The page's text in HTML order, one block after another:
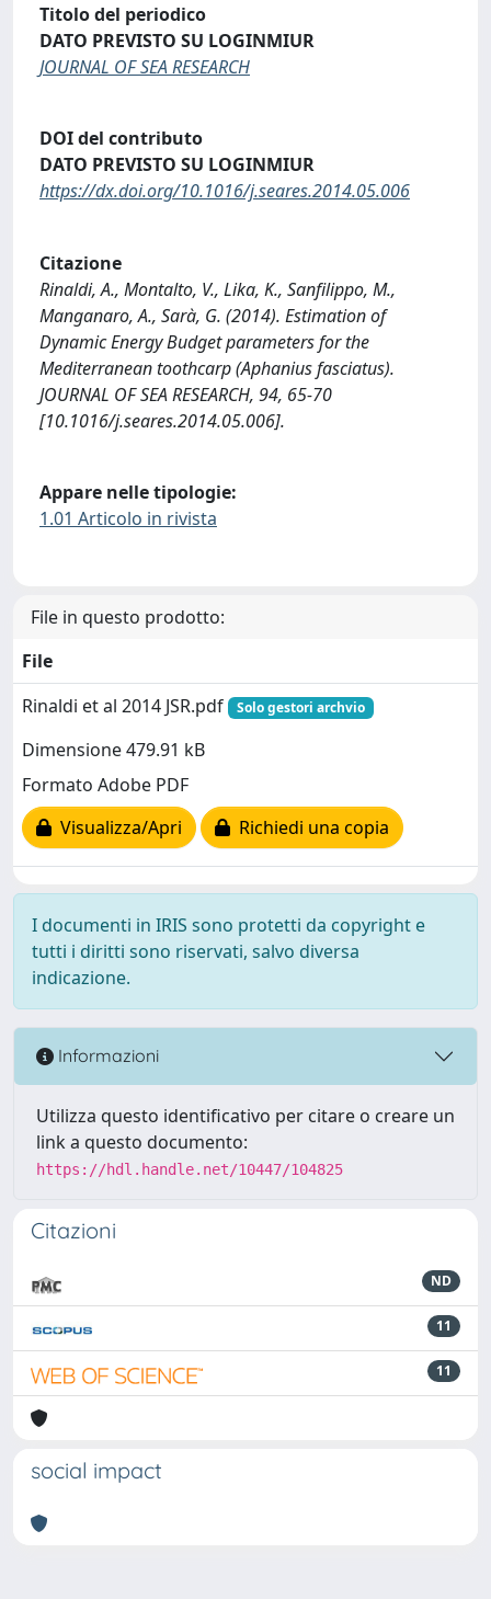
Titolo del periodico
DATO PREVISTO SU LOGINMIUR
JOURNAL OF SEA RESEARCH
DOI del contributo
DATO PREVISTO SU LOGINMIUR
https://dx.doi.org/10.1016/j.seares.2014.05.006
Citazione
Rinaldi, A., Montalto, V., Lika, K., Sanfilippo, M.,
Manganaro, A., Sarà, G. (2014). Estimation of
Dynamic Energy Budget parameters for the
Mediterranean toothcarp (Aphanius fasciatus).
JOURNAL OF SEA RESEARCH, 94, 65-70
[10.1016/j.seares.2014.05.006].
Appare nelle tipologie:
1.01 Articolo in rivista
File in questo prodotto:
File
Rinaldi et al 2014 JSR.pdf
Solo gestori archvio
Dimensione 479.91 kB
Formato Adobe PDF
Visualizza/Apri
Richiedi una copia
I documenti in IRIS sono protetti da copyright e
tutti i diritti sono riservati, salvo diversa
indicazione.
Informazioni
Utilizza questo identificativo per citare o creare un
link a questo documento:
https://hdl.handle.net/10447/104825
Citazioni
ND
11
11
social impact